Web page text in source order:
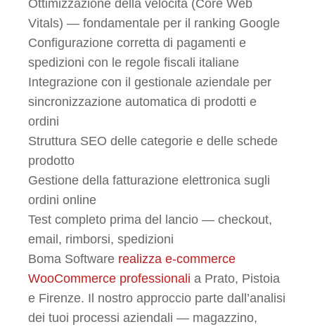
Ottimizzazione della velocità (Core Web
Vitals) — fondamentale per il ranking Google
Configurazione corretta di pagamenti e
spedizioni con le regole fiscali italiane
Integrazione con il gestionale aziendale per
sincronizzazione automatica di prodotti e
ordini
Struttura SEO delle categorie e delle schede
prodotto
Gestione della fatturazione elettronica sugli
ordini online
Test completo prima del lancio — checkout,
email, rimborsi, spedizioni
Boma Software realizza e-commerce
WooCommerce professionali a Prato, Pistoia
e Firenze. Il nostro approccio parte dall’analisi
dei tuoi processi aziendali — magazzino,